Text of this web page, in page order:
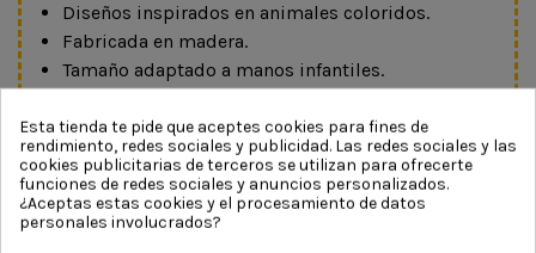
Diseños inspirados en animales coloridos.
Fabricada en madera.
Tamaño adaptado a manos infantiles.
Ideal para coleccionar.
Disponible en 4 modelos diferentes.
Se envía una unidad según disponibilidad.
Función pedagógica
Esta tienda te pide que aceptes cookies para fines de
rendimiento, redes sociales y publicidad. Las redes sociales y las
cookies publicitarias de terceros se utilizan para ofrecerte
funciones de redes sociales y anuncios personalizados.
¿Aceptas estas cookies y el procesamiento de datos
personales involucrados?